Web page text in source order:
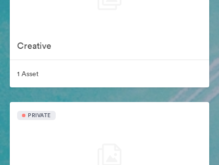
Creative
1 Asset
PRIVATE